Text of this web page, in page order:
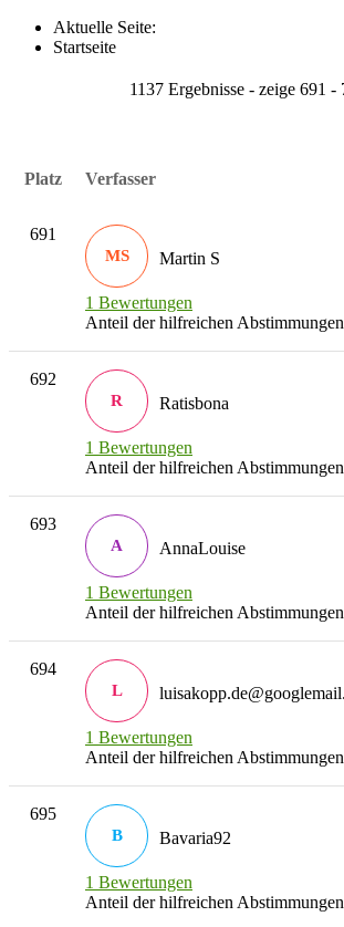
Aktuelle Seite:
Startseite
1137 Ergebnisse - zeige 691 -
Platz Verfasser
691
1 Bewertungen
Anteil der hilfreichen
MS Martin S
692
1 Bewertungen
Anteil der hilfreichen
R Ratisbona
693
1 Bewertungen
Anteil der hilfreichen
A AnnaLouise
694
1 Bewertungen
Anteil der hilfreichen
L
695
1 Bewertungen
Anteil der hilfreichen
B Bavaria92